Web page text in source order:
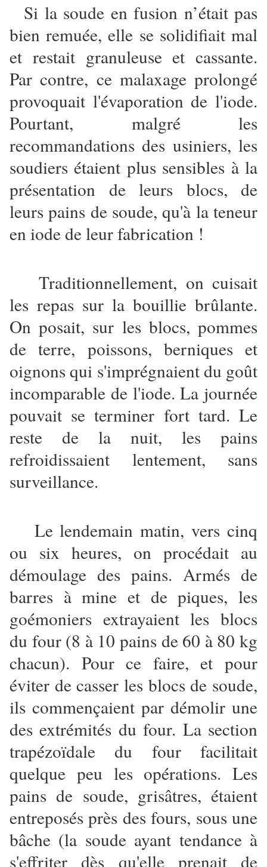
Si la soude en fusion n’était pas
bien remuée, elle se solidifiait mal
et restait granuleuse et cassante.
Par contre, ce malaxage prolongé
provoquait l'évaporation de l'iode.
Pourtant, malgré les
recommandations des usiniers, les
soudiers étaient plus sensibles à la
présentation de leurs blocs, de
leurs pains de soude, qu'à la teneur
en iode de leur fabrication !
Traditionnellement, on cuisait
les repas sur la bouillie brûlante.
On posait, sur les blocs, pommes
de terre, poissons, berniques et
oignons qui s'imprégnaient du goût
incomparable de l'iode. La journée
pouvait se terminer fort tard. Le
reste de la nuit, les pains
refroidissaient lentement, sans
surveillance.
Le lendemain matin, vers cinq
ou six heures, on procédait au
démoulage des pains. Armés de
barres à mine et de piques, les
goémoniers extrayaient les blocs
du four (8 à 10 pains de 60 à 80 kg
chacun). Pour ce faire, et pour
éviter de casser les blocs de soude,
ils commençaient par démolir une
des extrémités du four. La section
trapézoïdale du four facilitait
quelque peu les opérations. Les
pains de soude, grisâtres, étaient
entreposés près des fours, sous une
bâche (la soude ayant tendance à
s'effriter dès qu'elle prenait de